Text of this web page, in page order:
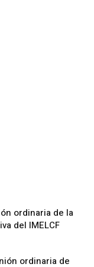
ordinaria de la
del IMELCF
ordinaria de